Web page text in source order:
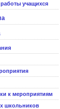
учащихся
к мероприятиям
школьников